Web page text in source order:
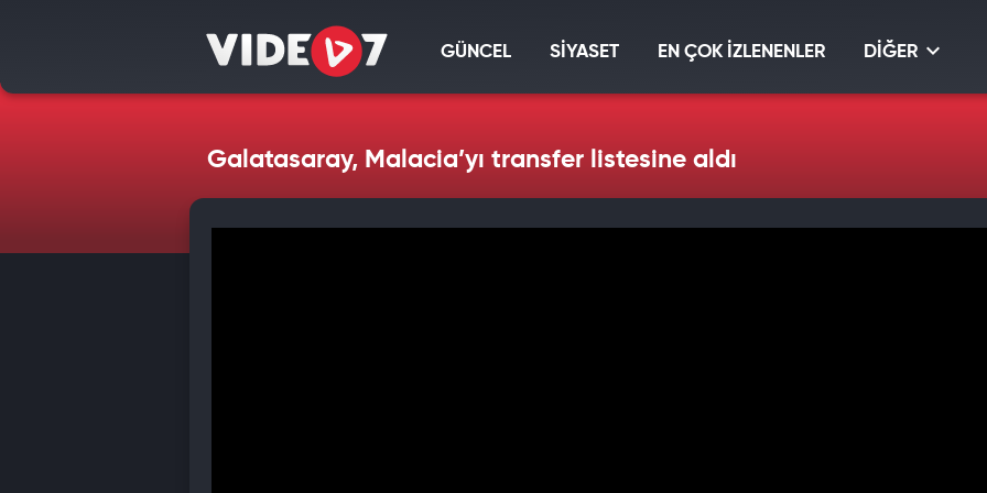
GÜNCEL SİYASET EN ÇOK İZLENENLER DİĞER
Galatasaray, Malacia’yı transfer listesine aldı